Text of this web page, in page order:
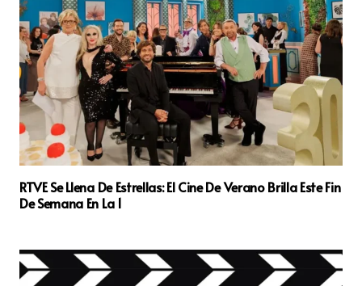
RTVE Se Llena De Estrellas: El Cine De Verano Brilla Este Fin
De Semana En La 1